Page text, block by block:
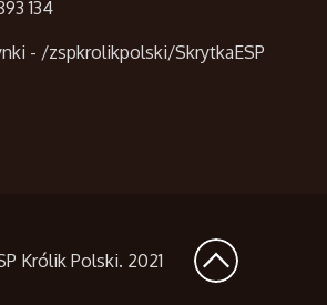
134
- /zspkrolikpolski/SkrytkaESP
Królik Polski. 2021